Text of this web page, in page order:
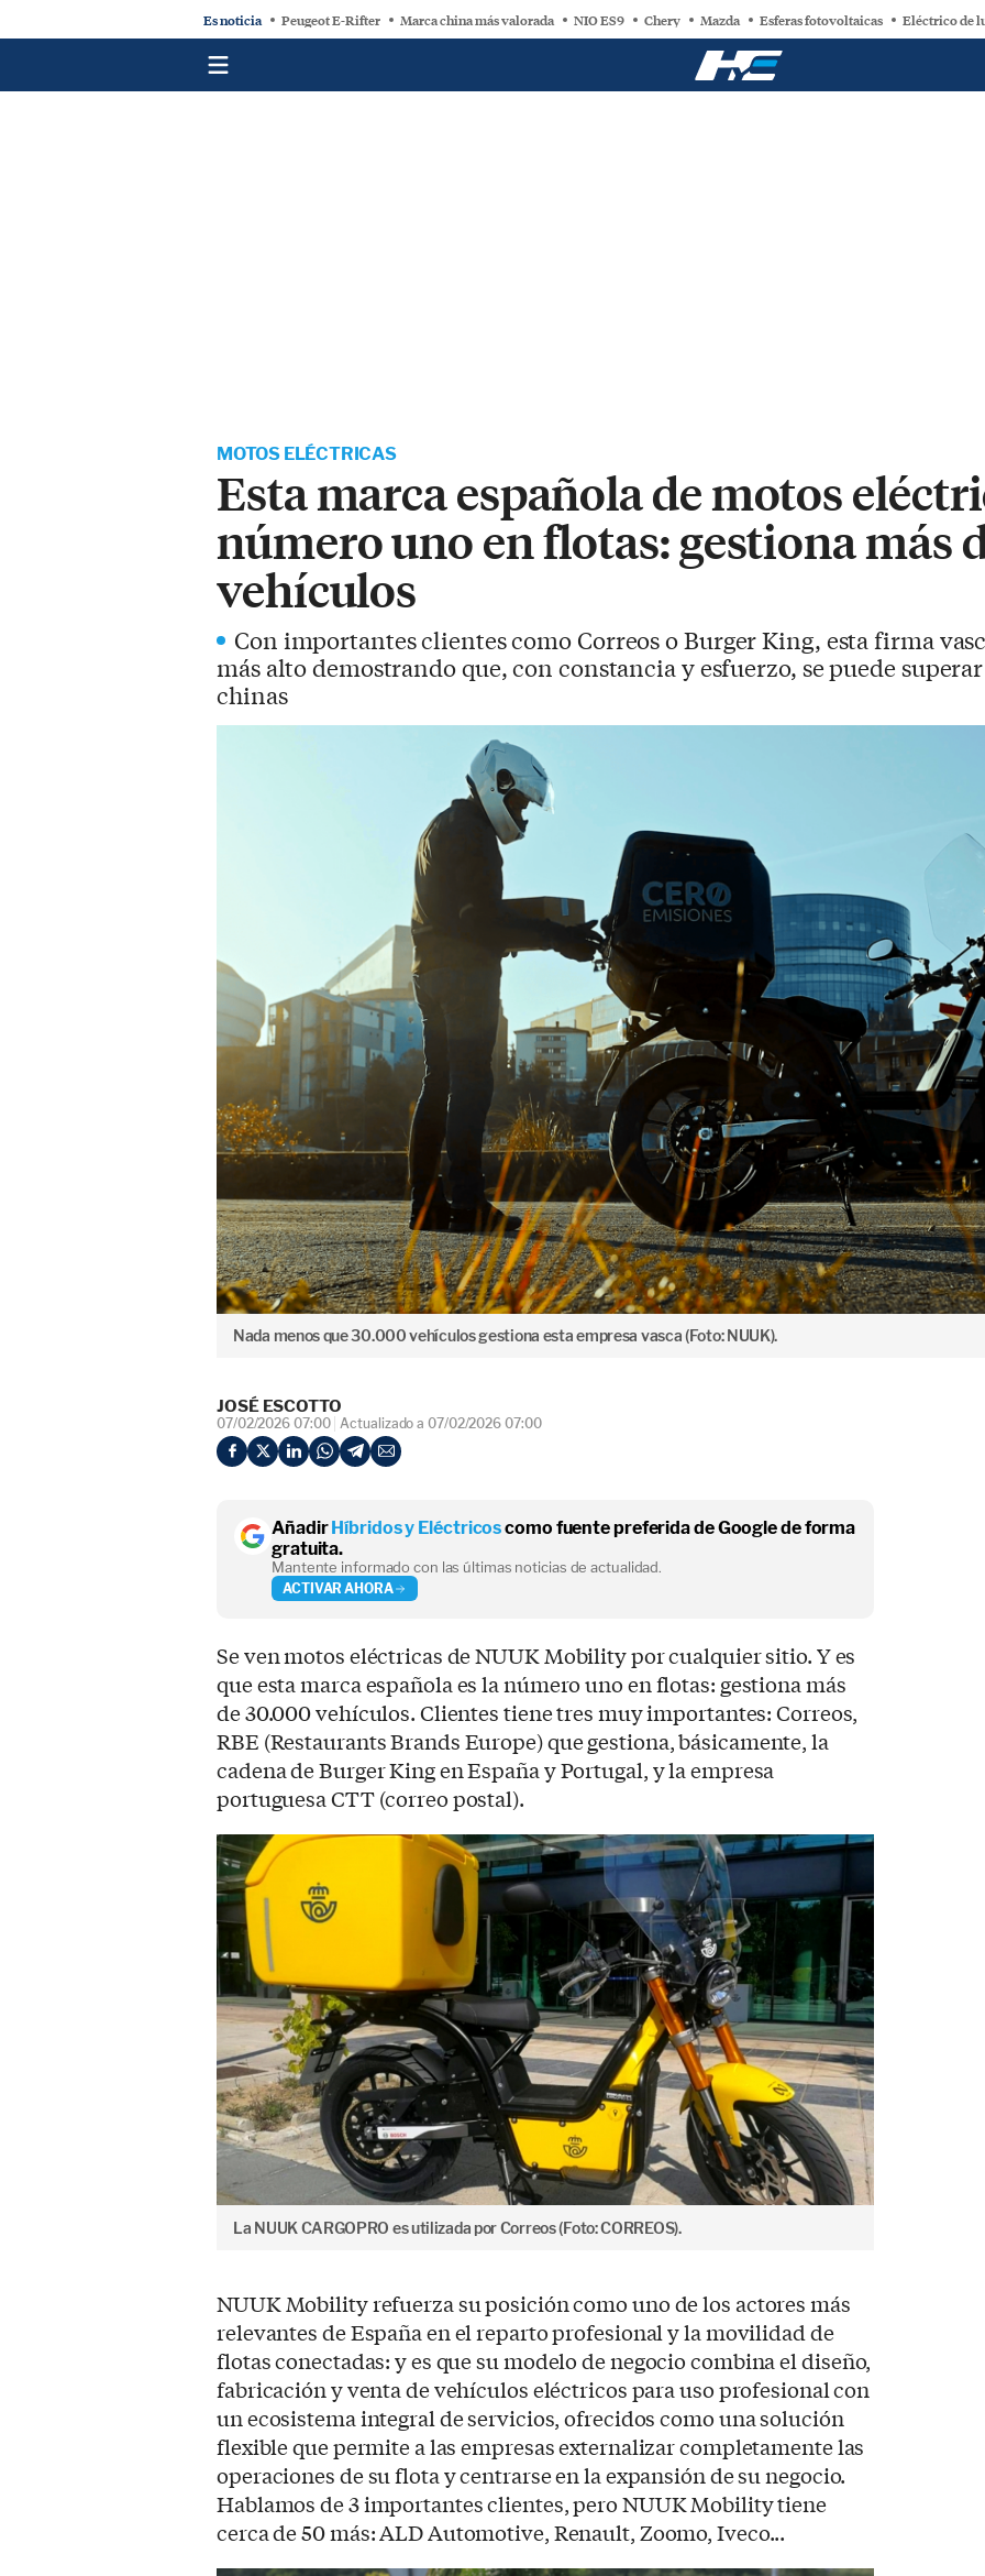
Es noticia Peugeot E-Rifter Marca china más valorada NIO ES9 Chery Mazda Esferas fotovoltaicas Eléctrico de
MOTOS ELÉCTRICAS
Esta marca española de motos
número uno en flotas: gestiona más
vehículos
Con importantes clientes como Correos o Burger King, esta firma
más alto demostrando que, con constancia y esfuerzo, se puede
chinas
Nada menos que 30.000 vehículos gestiona esta empresa vasca (Foto: NUUK).
JOSÉ ESCOTTO
07/02/2026 07:00 Actualizado a 07/02/2026 07:00
Añadir Híbridos y Eléctricoscomo fuente preferida de Google de forma
gratuita.
Mantente informado con las últimas noticias de actualidad.
ACTIVAR AHORA
Se ven motos eléctricas de NUUK Mobility por cualquier sitio. Y es
que esta marca española es la número uno en flotas: gestiona más
de 30.000 vehículos. Clientes tiene tres muy importantes: Correos,
RBE (Restaurants Brands Europe) que gestiona, básicamente, la
cadena de Burger King en España y Portugal, y la empresa
portuguesa CTT (correo postal).
La NUUK CARGOPRO es utilizada por Correos (Foto: CORREOS).
NUUK Mobility refuerza su posición como uno de los actores más
relevantes de España en el reparto profesional y la movilidad de
flotas conectadas: y es que su modelo de negocio combina el diseño,
fabricación y venta de vehículos eléctricos para uso profesional con
un ecosistema integral de servicios, ofrecidos como una solución
flexible que permite a las empresas externalizar completamente las
operaciones de su flota y centrarse en la expansión de su negocio.
Hablamos de 3 importantes clientes, pero NUUK Mobility tiene
cerca de 50 más: ALD Automotive, Renault, Zoomo, Iveco...